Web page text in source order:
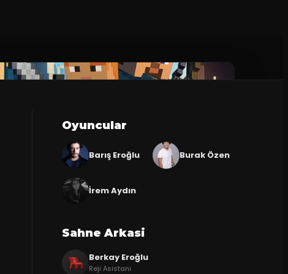
Oyuncular
Barış Eroğlu Burak Özen
İrem Aydın
Sahne Arkasi
Berkay Eroğlu
Reji Asistanı